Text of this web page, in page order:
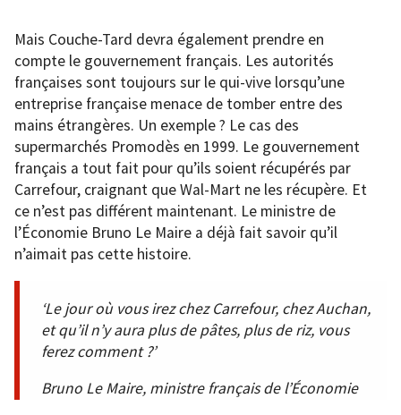
Mais Couche-Tard devra également prendre en
compte le gouvernement français. Les autorités
françaises sont toujours sur le qui-vive lorsqu’une
entreprise française menace de tomber entre des
mains étrangères. Un exemple ? Le cas des
supermarchés Promodès en 1999. Le gouvernement
français a tout fait pour qu’ils soient récupérés par
Carrefour, craignant que Wal-Mart ne les récupère. Et
ce n’est pas différent maintenant. Le ministre de
l’Économie Bruno Le Maire a déjà fait savoir qu’il
n’aimait pas cette histoire.
‘Le jour où vous irez chez Carrefour, chez Auchan,
et qu’il n’y aura plus de pâtes, plus de riz, vous
ferez comment ?’
Bruno Le Maire, ministre français de l’Économie